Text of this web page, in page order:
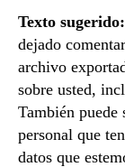
Texto sugerido:
dejado
archivo
sobre usted,
También
personal que
datos que